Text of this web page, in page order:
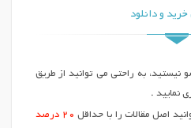
خرید و دانلود
نیستید، به راحتی می توانید از طریق
نمایید .
اصل مقالات را با حداقل 20 درصد